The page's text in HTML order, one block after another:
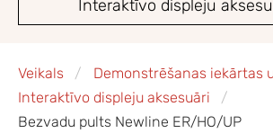
Interaktīvo displeju
Veikals
Demonstrēšanas iekārtas
Interaktīvo displeju aksesuāri
Bezvadu pults Newline ER/HO/UP